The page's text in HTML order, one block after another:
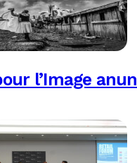
l’Image